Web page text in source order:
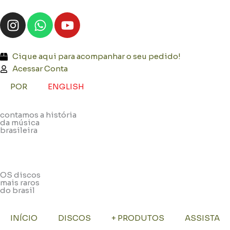
para
o
I
n
t
a
g
m
W
h
t
s
p
Y
o
t
u
b
Cique aqui para acompanhar o seu pedido!
Acessar Conta
POR
ENGLISH
contamos a história
da música
brasileira
OS discos
mais raros
do brasil
INÍCIO DISCOS + PRODUTOS ASSISTA